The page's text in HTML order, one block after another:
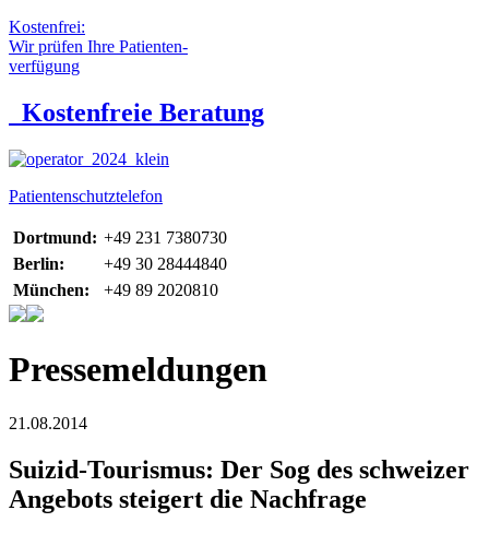
Kostenfrei:
Wir prüfen Ihre Patienten-
verfügung
Kostenfreie Beratung
Patientenschutztelefon
Dortmund: +49 231 7380730
Berlin:
+49 30 28444840
München:
+49 89 2020810
Pressemeldungen
21.08.2014
Suizid-Tourismus: Der Sog des schweizer
Angebots steigert die Nachfrage